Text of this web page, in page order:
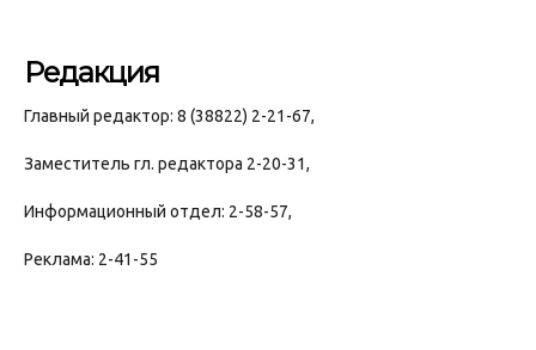
Редакция
Главный редактор: 8 (38822) 2-21-67,
Заместитель гл. редактора 2-20-31,
Информационный отдел: 2-58-57,
Реклама: 2-41-55